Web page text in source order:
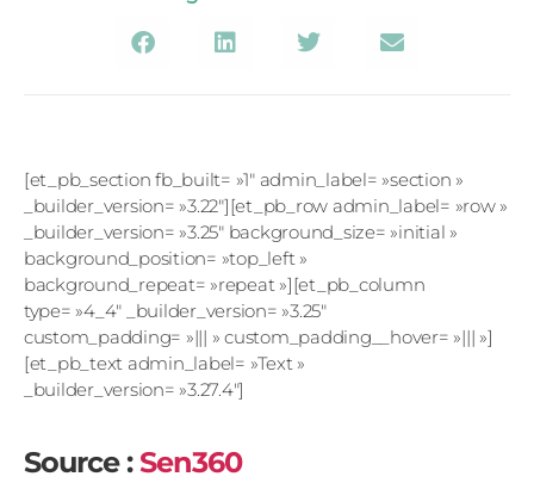
[et_pb_section fb_built= »1″ admin_label= »section »
_builder_version= »3.22″][et_pb_row admin_label= »row »
_builder_version= »3.25″ background_size= »initial »
background_position= »top_left »
background_repeat= »repeat »][et_pb_column
type= »4_4″ _builder_version= »3.25″
custom_padding= »||| » custom_padding__hover= »||| »]
[et_pb_text admin_label= »Text »
_builder_version= »3.27.4″]
Source :Sen360